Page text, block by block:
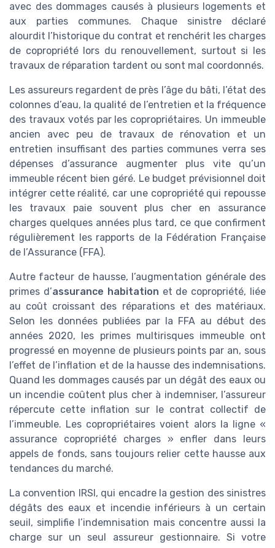
avec des dommages causés à plusieurs logements et
aux parties communes. Chaque sinistre déclaré
alourdit l’historique du contrat et renchérit les charges
de copropriété lors du renouvellement, surtout si les
travaux de réparation tardent ou sont mal coordonnés.
Les assureurs regardent de près l’âge du bâti, l’état des
colonnes d’eau, la qualité de l’entretien et la fréquence
des travaux votés par les copropriétaires. Un immeuble
ancien avec peu de travaux de rénovation et un
entretien insuffisant des parties communes verra ses
dépenses d’assurance augmenter plus vite qu’un
immeuble récent bien géré. Le budget prévisionnel doit
intégrer cette réalité, car une copropriété qui repousse
les travaux paie souvent plus cher en assurance
charges quelques années plus tard, ce que confirment
régulièrement les rapports de la Fédération Française
de l’Assurance (FFA).
Autre facteur de hausse, l’augmentation générale des
primes d’assurance habitation et de copropriété, liée
au coût croissant des réparations et des matériaux.
Selon les données publiées par la FFA au début des
années 2020, les primes multirisques immeuble ont
progressé en moyenne de plusieurs points par an, sous
l’effet de l’inflation et de la hausse des indemnisations.
Quand les dommages causés par un dégât des eaux ou
un incendie coûtent plus cher à indemniser, l’assureur
répercute cette inflation sur le contrat collectif de
l’immeuble. Les copropriétaires voient alors la ligne «
assurance copropriété charges » enfler dans leurs
appels de fonds, sans toujours relier cette hausse aux
tendances du marché.
La convention IRSI, qui encadre la gestion des sinistres
dégâts des eaux et incendie inférieurs à un certain
seuil, simplifie l’indemnisation mais concentre aussi la
charge sur un seul assureur gestionnaire. Si votre